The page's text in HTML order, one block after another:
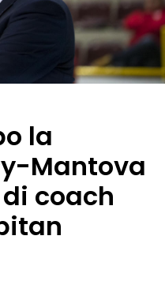
la
Mantova
coach